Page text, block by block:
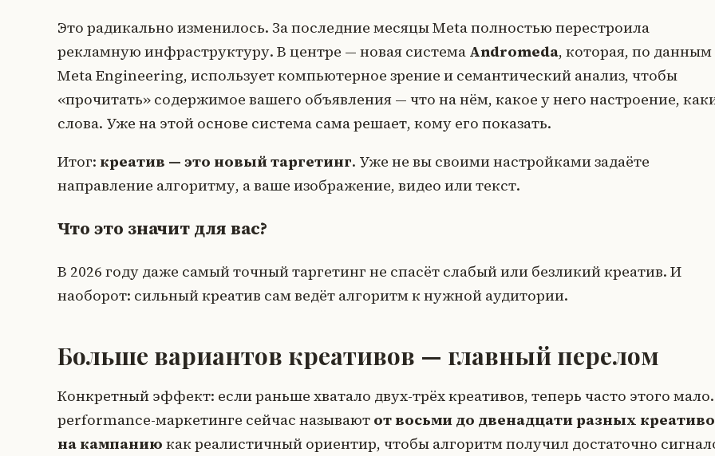
Это радикально изменилось. За последние месяцы Meta полностью перестроила
рекламную инфраструктуру. В центре — новая система Andromeda, которая, по данным
Meta Engineering, использует компьютерное зрение и семантический анализ, чтобы
«прочитать» содержимое вашего объявления — что на нём, какое у него настроение,
слова. Уже на этой основе система сама решает, кому его показать.
Итог: креатив — это новый таргетинг. Уже не вы своими настройками задаёте
направление алгоритму, а ваше изображение, видео или текст.
Что это значит для вас?
В 2026 году даже самый точный таргетинг не спасёт слабый или безликий креатив. И
наоборот: сильный креатив сам ведёт алгоритм к нужной аудитории.
Больше вариантов креативов — главный перелом
Конкретный эффект: если раньше хватало двух-трёх креативов, теперь часто этого
performance-маркетинге сейчас называют от восьми до двенадцати разных
на кампанию как реалистичный ориентир, чтобы алгоритм получил достаточно